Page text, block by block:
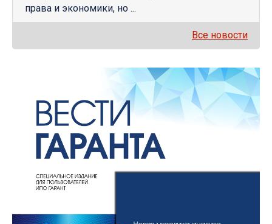
права и экономики, но ...
Все новости